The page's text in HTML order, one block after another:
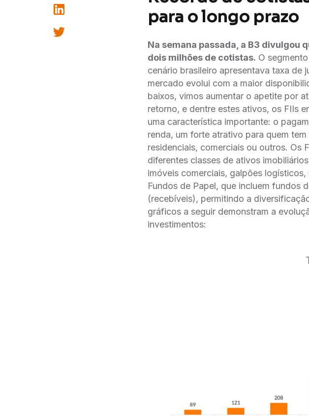
para o longo prazo
Na semana passada, a B3 divulgou
dois milhões de cotistas. O
cenário brasileiro apresentava taxa de
mercado evolui com a maior
baixos, vimos aumentar o apetite por
retorno, e dentre estes ativos, os FIIs
uma característica importante: o
renda, um forte atrativo para quem
residenciais, comerciais ou outros. Os
diferentes classes de ativos
imóveis comerciais, galpões
Fundos de Papel, que incluem fundos
(recebíveis), permitindo a
gráficos a seguir demonstram a
investimentos: